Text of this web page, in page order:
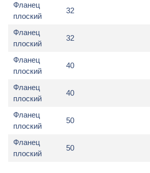
Фланец
плоский
32
Фланец
плоский
32
Фланец
плоский
40
Фланец
плоский
40
Фланец
плоский
50
Фланец
плоский
50